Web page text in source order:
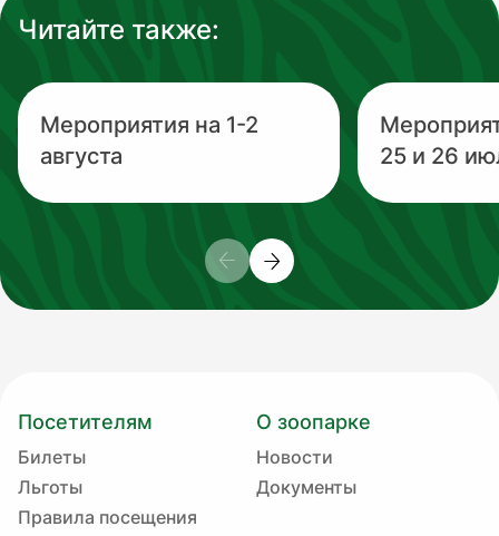
Читайте также:
Мероприятия на 1-2
августа
25 и 26
Посетителям
Билеты
Льготы
Правила посещения
О зоопарке
Новости
Документы